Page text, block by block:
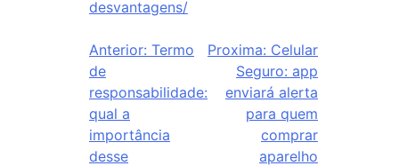
desvantagens/
Anterior: Termo
de
responsabilidade:
qual a
importância
desse
Proxima: Celular
Seguro: app
enviará alerta
para quem
comprar
aparelho